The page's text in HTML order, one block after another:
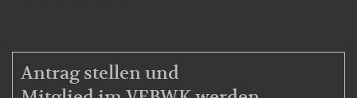
MITGLIEDSCHAFT
Antrag stellen und